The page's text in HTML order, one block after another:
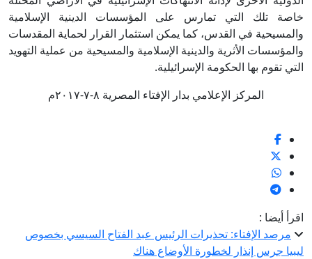
خاصة تلك التي تمارس على المؤسسات الدينية الإسلامية
والمسيحية في القدس، كما يمكن استثمار القرار لحماية المقدسات
والمؤسسات الأثرية والدينية الإسلامية والمسيحية من عملية التهويد
التي تقوم بها الحكومة الإسرائيلية.
المركز الإعلامي بدار الإفتاء المصرية ٨-٧-٢٠١٧م
اقرأ أيضا :
مرصد الإفتاء: تحذيرات الرئيس عبد الفتاح السيسي بخصوص
ليبيا جرس إنذار لخطورة الأوضاع هناك